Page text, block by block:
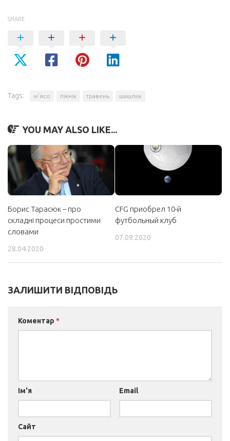
SHARE
Tags: м’ясо пікнік травень шашлик
YOU MAY ALSO LIKE...
Борис Тарасюк – про
складні процеси простими
словами
28.04.2020
CFG приобрел 10-й
футбольный клуб
07.09.2020
ЗАЛИШИТИ ВІДПОВІДЬ
Коментар *
Ім'я Email
Сайт